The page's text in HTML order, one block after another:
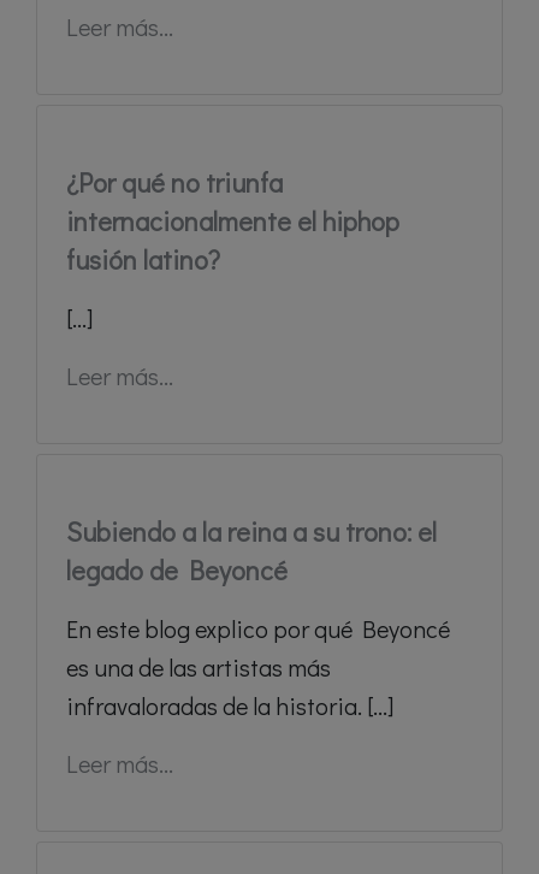
Leer más...
¿Por qué no triunfa
internacionalmente el hiphop
fusión latino?
[...]
Leer más...
Subiendo a la reina a su trono: el
legado de Beyoncé
En este blog explico por qué Beyoncé
es una de las artistas más
infravaloradas de la historia. [...]
Leer más...